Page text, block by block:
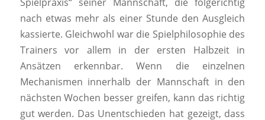
nach etwas mehr als einer Stunde den Ausgleich
kassierte. Gleichwohl war die Spielphilosophie des
Trainers vor allem in der ersten Halbzeit in
Ansätzen erkennbar. Wenn die einzelnen
Mechanismen innerhalb der Mannschaft in den
nächsten Wochen besser greifen, kann das richtig
gut werden. Das Unentschieden hat gezeigt, dass